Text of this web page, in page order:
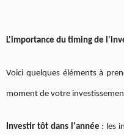
L'importance du timing de
Voici quelques éléments à
moment de votre
Investir tôt dans l'année : les